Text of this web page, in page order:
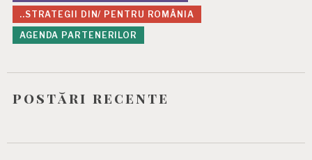
..STRATEGII DIN/ PENTRU ROMÂNIA
AGENDA PARTENERILOR
postări recente